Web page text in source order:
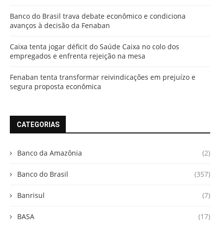
Banco do Brasil trava debate econômico e condiciona
avanços à decisão da Fenaban
Caixa tenta jogar déficit do Saúde Caixa no colo dos
empregados e enfrenta rejeição na mesa
Fenaban tenta transformar reivindicações em prejuízo e
segura proposta econômica
CATEGORIAS
Banco da Amazônia (2)
Banco do Brasil (357)
Banrisul (7)
BASA (17)